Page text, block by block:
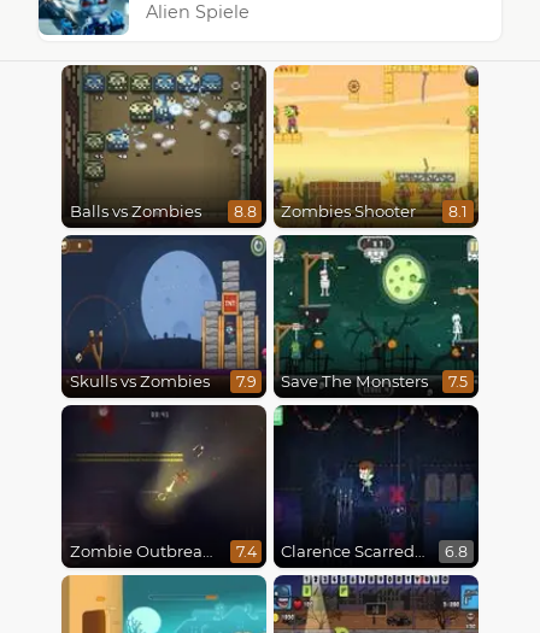
Alien Spiele
Balls vs Zombies 8.8 Zombies Shooter 8.1
Skulls vs Zombies 7.9 Save The Monsters 7.5
Zombie Outbreak Arena 7.4 Clarence Scarred Silly 6.8